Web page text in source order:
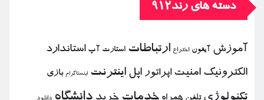
دسته های رند912
آموزش آیفون اختراع ارتباطات استارت آپ استاندارد
الكترونیك امنیت اپراتور اپل اینترنت اینستاگرام بازی